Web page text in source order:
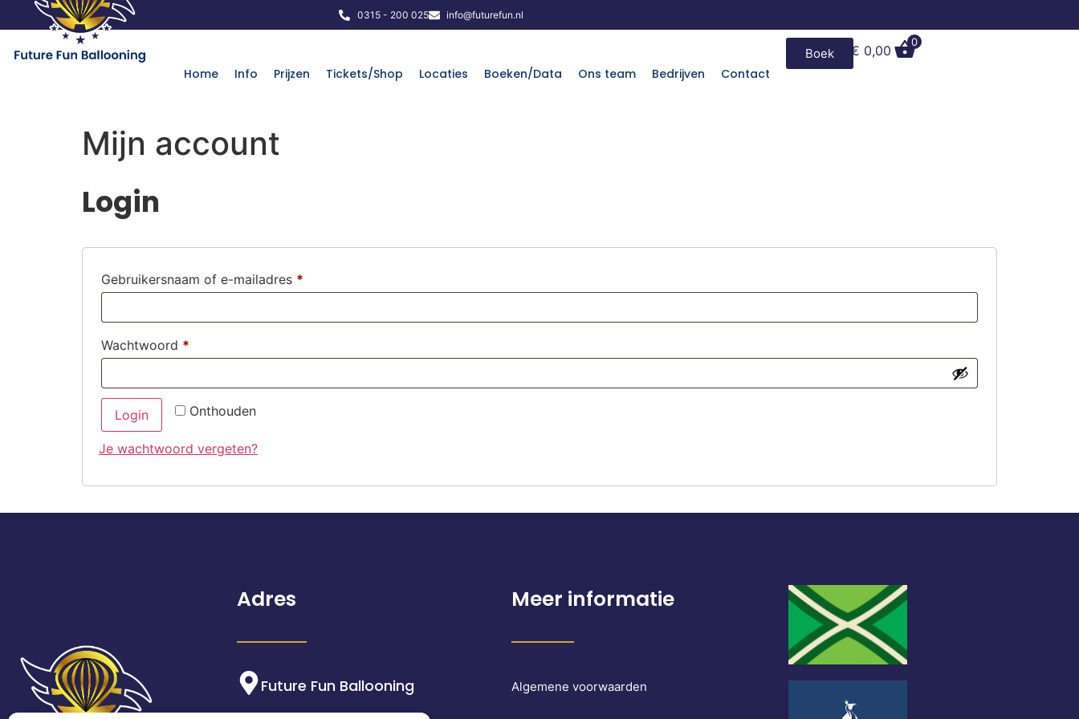
0315 - 200 025 info@futurefun.nl
Home Info Prijzen Tickets/Shop Locaties Boeken/Data Ons team Bedrijven Contact
Boek € 0,00
0
Mijn account
Login
Gebruikersnaam of e-mailadres *
Wachtwoord *
Onthouden
Login
Je wachtwoord vergeten?
Adres
Future Fun Ballooning
Meer informatie
Algemene voorwaarden